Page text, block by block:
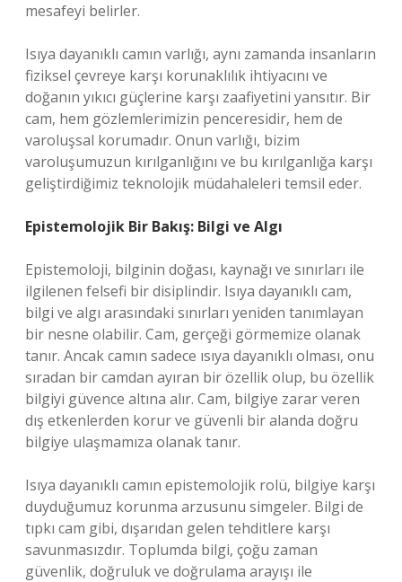
mesafeyi belirler.
Isıya dayanıklı camın varlığı, aynı zamanda insanların
fiziksel çevreye karşı korunaklılık ihtiyacını ve
doğanın yıkıcı güçlerine karşı zaafiyetini yansıtır. Bir
cam, hem gözlemlerimizin penceresidir, hem de
varoluşsal korumadır. Onun varlığı, bizim
varoluşumuzun kırılganlığını ve bu kırılganlığa karşı
geliştirdiğimiz teknolojik müdahaleleri temsil eder.
Epistemolojik Bir Bakış: Bilgi ve Algı
Epistemoloji, bilginin doğası, kaynağı ve sınırları ile
ilgilenen felsefi bir disiplindir. Isıya dayanıklı cam,
bilgi ve algı arasındaki sınırları yeniden tanımlayan
bir nesne olabilir. Cam, gerçeği görmemize olanak
tanır. Ancak camın sadece ısıya dayanıklı olması, onu
sıradan bir camdan ayıran bir özellik olup, bu özellik
bilgiyi güvence altına alır. Cam, bilgiye zarar veren
dış etkenlerden korur ve güvenli bir alanda doğru
bilgiye ulaşmamıza olanak tanır.
Isıya dayanıklı camın epistemolojik rolü, bilgiye karşı
duyduğumuz korunma arzusunu simgeler. Bilgi de
tıpkı cam gibi, dışarıdan gelen tehditlere karşı
savunmasızdır. Toplumda bilgi, çoğu zaman
güvenlik, doğruluk ve doğrulama arayışı ile